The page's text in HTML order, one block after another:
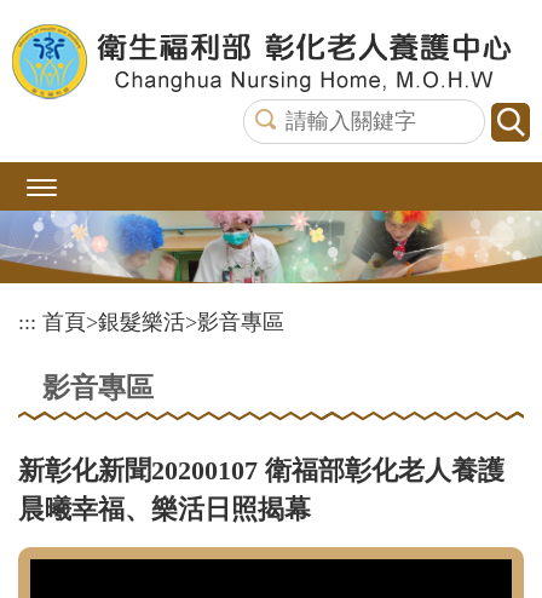
到
主
::: 首頁>銀髮樂活>影音專區
影音專區
新彰化新聞20200107 衛福部彰化老人養護
晨曦幸福、樂活日照揭幕